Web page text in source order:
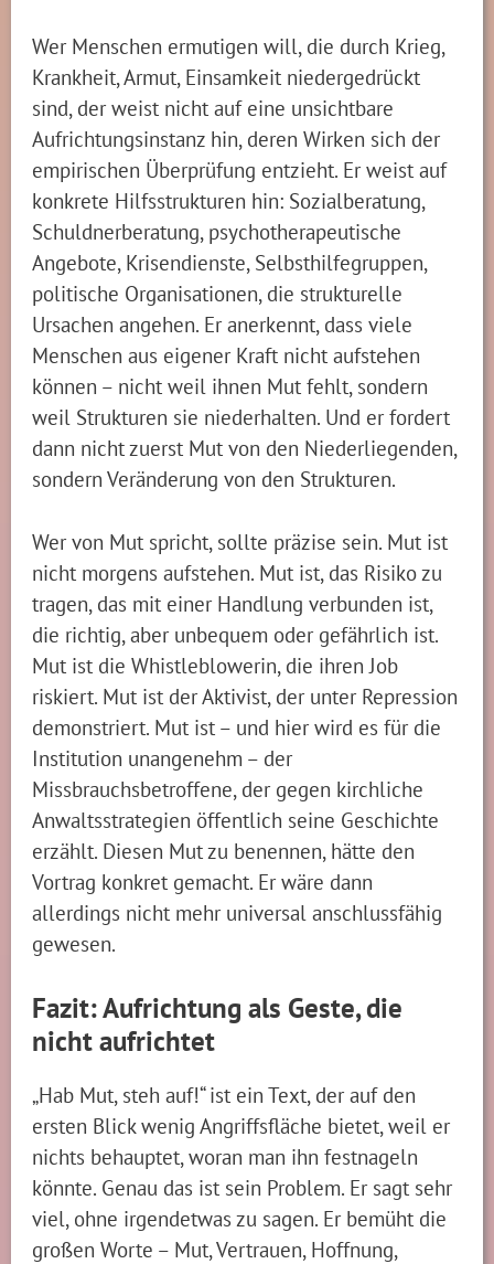
Wer Menschen ermutigen will, die durch Krieg,
Krankheit, Armut, Einsamkeit niedergedrückt
sind, der weist nicht auf eine unsichtbare
Aufrichtungsinstanz hin, deren Wirken sich der
empirischen Überprüfung entzieht. Er weist auf
konkrete Hilfsstrukturen hin: Sozialberatung,
Schuldnerberatung, psychotherapeutische
Angebote, Krisendienste, Selbsthilfegruppen,
politische Organisationen, die strukturelle
Ursachen angehen. Er anerkennt, dass viele
Menschen aus eigener Kraft nicht aufstehen
können – nicht weil ihnen Mut fehlt, sondern
weil Strukturen sie niederhalten. Und er fordert
dann nicht zuerst Mut von den Niederliegenden,
sondern Veränderung von den Strukturen.
Wer von Mut spricht, sollte präzise sein. Mut ist
nicht morgens aufstehen. Mut ist, das Risiko zu
tragen, das mit einer Handlung verbunden ist,
die richtig, aber unbequem oder gefährlich ist.
Mut ist die Whistleblowerin, die ihren Job
riskiert. Mut ist der Aktivist, der unter Repression
demonstriert. Mut ist – und hier wird es für die
Institution unangenehm – der
Missbrauchsbetroffene, der gegen kirchliche
Anwaltsstrategien öffentlich seine Geschichte
erzählt. Diesen Mut zu benennen, hätte den
Vortrag konkret gemacht. Er wäre dann
allerdings nicht mehr universal anschlussfähig
gewesen.
Fazit: Aufrichtung als Geste, die
nicht aufrichtet
„Hab Mut, steh auf!“ ist ein Text, der auf den
ersten Blick wenig Angriffsfläche bietet, weil er
nichts behauptet, woran man ihn festnageln
könnte. Genau das ist sein Problem. Er sagt sehr
viel, ohne irgendetwas zu sagen. Er bemüht die
großen Worte – Mut, Vertrauen, Hoffnung,